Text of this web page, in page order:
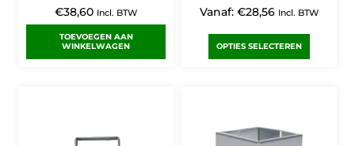
€38,60 Incl. BTW
TOEVOEGEN AAN
WINKELWAGEN
Vanaf: €28,56 Incl. BTW
OPTIES SELECTEREN